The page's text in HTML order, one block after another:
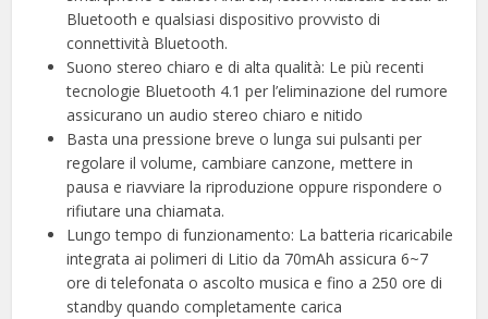
Bluetooth e qualsiasi dispositivo provvisto di
connettività Bluetooth.
Suono stereo chiaro e di alta qualità: Le più recenti
tecnologie Bluetooth 4.1 per l’eliminazione del rumore
assicurano un audio stereo chiaro e nitido
Basta una pressione breve o lunga sui pulsanti per
regolare il volume, cambiare canzone, mettere in
pausa e riavviare la riproduzione oppure rispondere o
rifiutare una chiamata.
Lungo tempo di funzionamento: La batteria ricaricabile
integrata ai polimeri di Litio da 70mAh assicura 6~7
ore di telefonata o ascolto musica e fino a 250 ore di
standby quando completamente carica